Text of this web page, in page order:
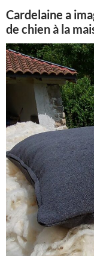
Cardelaine a
de chien à la